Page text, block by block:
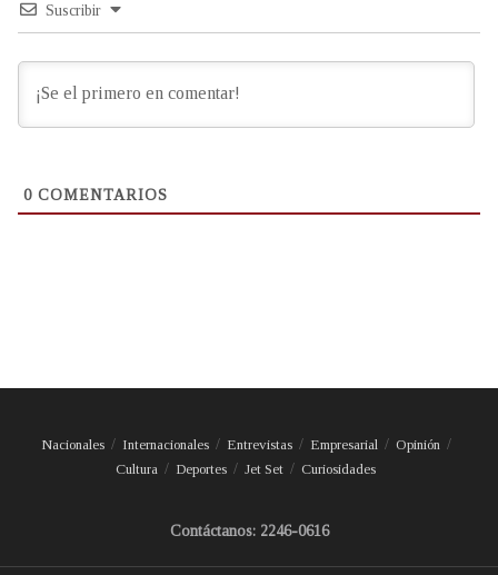
Suscribir
0 COMENTARIOS
Nacionales Internacionales Entrevistas Empresarial
Opinión
Cultura
Deportes Jet Set Curiosidades
Contáctanos: 2246-0616